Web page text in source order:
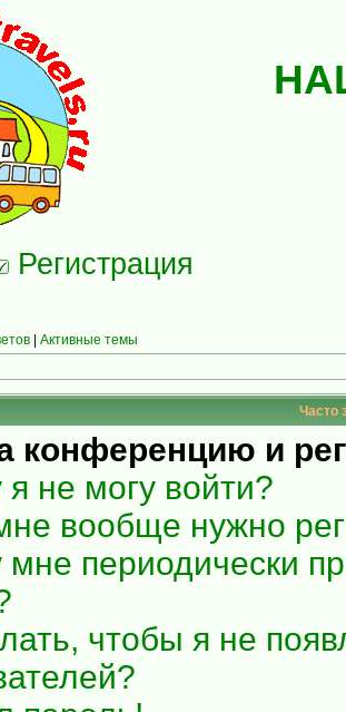
Регистрация
| Активные темы
Часто
конференцию и
не могу войти?
вообще нужно
периодически
чтобы я не